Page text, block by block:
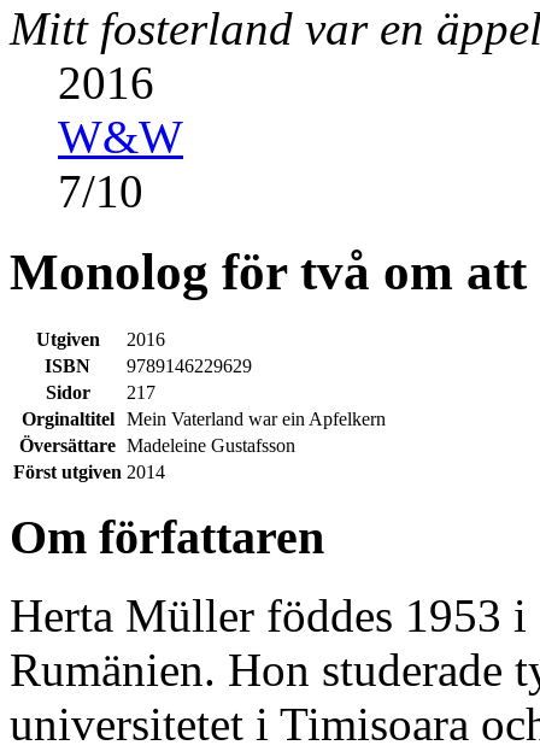
Mitt fosterland var en
2016
W&W
7/10
Monolog för två om
Utgiven
2016
ISBN
9789146229629
Sidor
217
Orginaltitel
Mein Vaterland war ein Apfelkern
Översättare Madeleine Gustafsson
Först utgiven 2014
Om författaren
Herta Müller föddes 1953
Rumänien. Hon studerade
universitetet i Timisoara